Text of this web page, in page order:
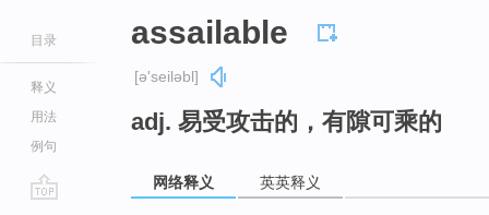
目录
释义
用法
例句
assailable
[ə'seiləbl]
adj. 易受攻击的，有隙可乘的
网络释义 英英释义